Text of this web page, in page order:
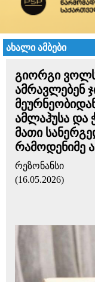
ახალი ამბები
გიორგი
ამრავლებენ
ამლაჰუსა და
მათი
რამოდენიმე
რეზონანსი
(16.05.2026)